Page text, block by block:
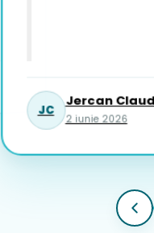
JC
Jercan
2 iunie 2026